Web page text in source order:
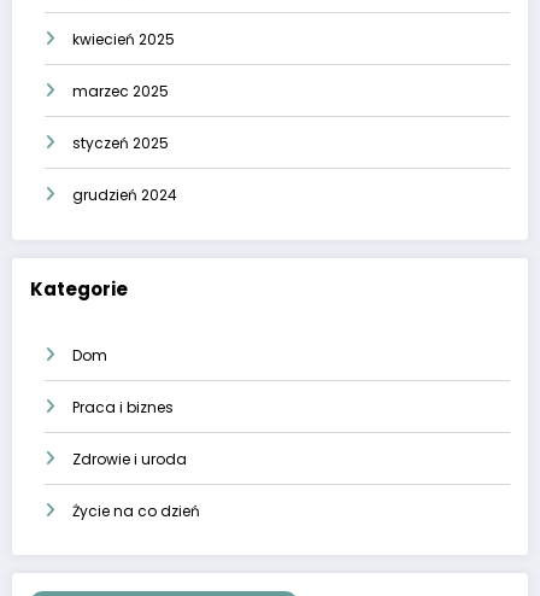
kwiecień 2025
marzec 2025
styczeń 2025
grudzień 2024
Kategorie
Dom
Praca i biznes
Zdrowie i uroda
Życie na co dzień